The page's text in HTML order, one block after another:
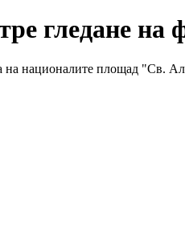
гледане на
на националите площад "Св.